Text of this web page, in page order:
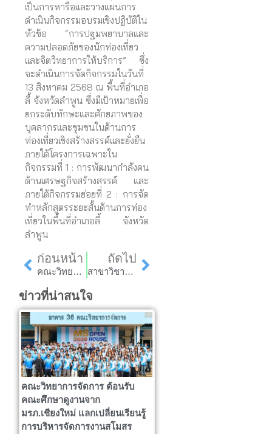
เป็นการหารือและวางแผนการ
ดำเนินกิจกรรมอบรมเชิงปฏิบัติใน
หัวข้อ “การปฐมพยาบาลและ
ความปลอดภัยของนักท่องเที่ยว
และจิตวิทยาการให้บริการ” ซึ่ง
จะดำเนินการจัดกิจกรรมในวันที่
13 สิงหาคม 2568 ณ พื้นที่อำเภอ
ลี้ จังหวัดลำพูน ซึ่งมีเป้าหมายเพื่อ
ยกระดับทักษะและศักยภาพของ
บุคลากรและชุมชนในด้านการ
ท่องเที่ยวเชิงสร้างสรรค์และยั่งยืน
ภายใต้โครงการเฉพาะใน
กิจกรรมที่ 1 : การพัฒนากำลังคน
ด้านเศรษฐกิจสร้างสรรค์ และ
ภายใต้กิจกรรมย่อยที่ 2 : การจัด
ทำหลักสูตรระยะสั้นด้านการท่อง
เที่ยวในพื้นที่อำเภอลี้ จังหวัด
ลำพูน
Prev
ก่อนหน้า
คณะวิทยาการจัดการ รับการตรวจติดตามและประเมินผลงาน มหาวิทยาลัยราชภัฏลำปาง
ถัดไป
สาขาวิชาการจัดการ ระดับบัณฑิตศึกษา จัดโครงการเทียบเคียงแนวปฏิบัติที่ดีในการบริหารหลักสูตรที่เหมาะสม ณ คณะเศรษฐศาสตร์ มหาวิทยาลัยแม่โจ้
Next
ข่าวที่น่าสนใจ
คณะวิทยาการจัดการ ต้อนรับ
คณะศึกษาดูงานจาก
มรภ.เชียงใหม่ แลกเปลี่ยนเรียนรู้
การบริหารจัดการงานสโมสร